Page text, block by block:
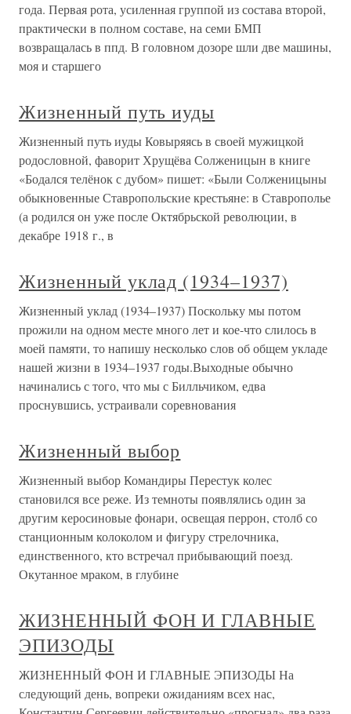
года. Первая рота, усиленная группой из состава второй,
практически в полном составе, на семи БМП
возвращалась в ппд. В головном дозоре шли две машины,
моя и старшего
Жизненный путь иуды
Жизненный путь иуды Ковыряясь в своей мужицкой
родословной, фаворит Хрущёва Солженицын в книге
«Бодался телёнок с дубом» пишет: «Были Солженицыны
обыкновенные Ставропольские крестьяне: в Ставрополье
(а родился он уже после Октябрьской революции, в
декабре 1918 г., в
Жизненный уклад (1934–1937)
Жизненный уклад (1934–1937) Поскольку мы потом
прожили на одном месте много лет и кое-что слилось в
моей памяти, то напишу несколько слов об общем укладе
нашей жизни в 1934–1937 годы.Выходные обычно
начинались с того, что мы с Билльчиком, едва
проснувшись, устраивали соревнования
Жизненный выбор
Жизненный выбор Командиры Перестук колес
становился все реже. Из темноты появлялись один за
другим керосиновые фонари, освещая перрон, столб со
станционным колоколом и фигуру стрелочника,
единственного, кто встречал прибывающий поезд.
Окутанное мраком, в глубине
ЖИЗНЕННЫЙ ФОН И ГЛАВНЫЕ
ЭПИЗОДЫ
ЖИЗНЕННЫЙ ФОН И ГЛАВНЫЕ ЭПИЗОДЫ На
следующий день, вопреки ожиданиям всех нас,